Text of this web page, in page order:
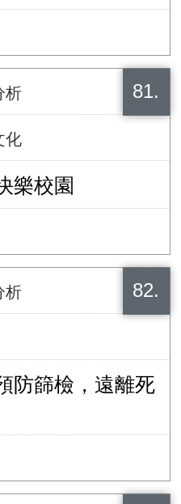
81.
析
化
樂校園
82.
析
防篩檢，遠離死